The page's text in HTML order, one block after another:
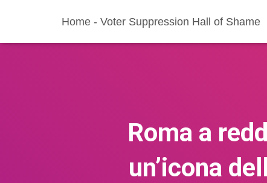
Home - Voter Suppression Hall of Shame
Roma a
un’icona